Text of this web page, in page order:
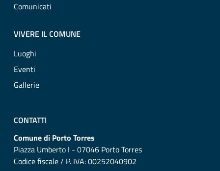
Comunicati
VIVERE IL COMUNE
Luoghi
Eventi
Gallerie
CONTATTI
Comune di Porto Torres
Piazza Umberto I - 07046 Porto Torres
Codice fiscale / P. IVA: 00252040902